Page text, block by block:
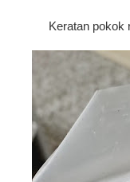
Keratan pokok